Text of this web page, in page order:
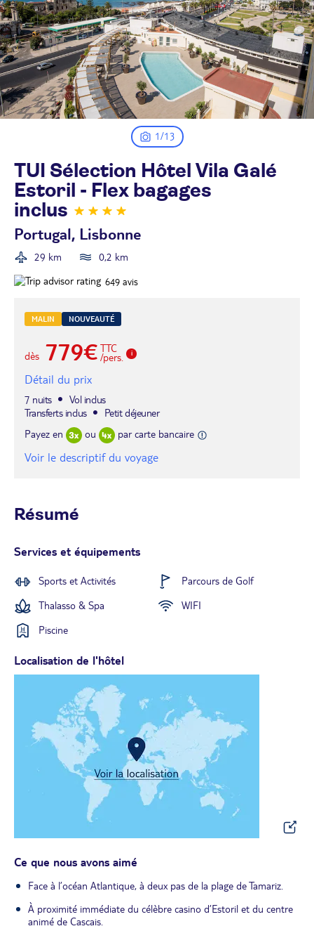
1/13
TUI Sélection Hôtel Vila Galé
Estoril - Flex bagages
inclus
Portugal, Lisbonne
29 km 0,2 km
649 avis
MALIN NOUVEAUTÉ
dès 779€ TTC
/pers.
Détail du prix
7 nuits
Vol inclus
Transferts inclus
Petit déjeuner
Payez en
ou par carte bancaire
Voir le descriptif du voyage
Résumé
Services et équipements
Sports et Activités
Parcours de Golf
Thalasso & Spa
WIFI
Piscine
Localisation de l'hôtel
Ce que nous avons aimé
Face à l’océan Atlantique, à deux pas de la plage de Tamariz.
À proximité immédiate du célèbre casino d’Estoril et du centre
animé de Cascais.